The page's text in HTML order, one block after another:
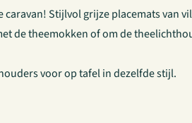
Stijlvol grijze placemats van
de theemokken of om de
voor op tafel in dezelfde stijl.